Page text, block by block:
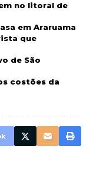
no litoral de
em Araruama
que
de São
costões da